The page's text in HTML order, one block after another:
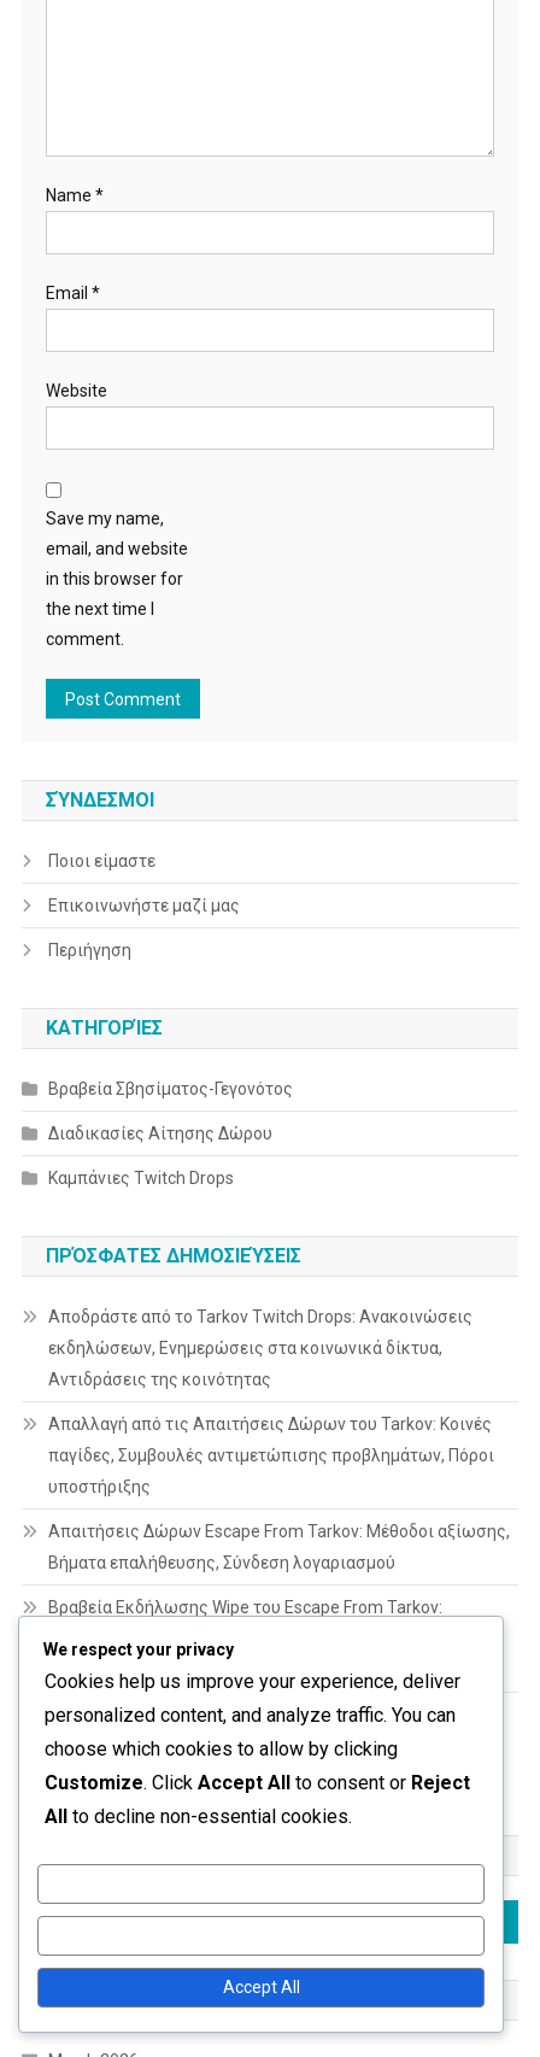
Name *
Email *
Website
Save my name,
email, and website
in this browser for
the next time I
comment.
ΣΎΝΔΕΣΜΟΙ
Ποιοι είμαστε
Επικοινωνήστε μαζί μας
Περιήγηση
ΚΑΤΗΓΟΡΊΕΣ
Βραβεία Σβησίματος-Γεγονότος
Διαδικασίες Αίτησης Δώρου
Καμπάνιες Twitch Drops
ΠΡΌΣΦΑΤΕΣ ΔΗΜΟΣΙΕΎΣΕΙΣ
Αποδράστε από το Tarkov Twitch Drops: Ανακοινώσεις
εκδηλώσεων, Ενημερώσεις στα κοινωνικά δίκτυα,
Αντιδράσεις της κοινότητας
Απαλλαγή από τις Απαιτήσεις Δώρων του Tarkov: Κοινές
παγίδες, Συμβουλές αντιμετώπισης προβλημάτων, Πόροι
υποστήριξης
Απαιτήσεις Δώρων Escape From Tarkov: Μέθοδοι αξίωσης,
Βήματα επαλήθευσης, Σύνδεση λογαριασμού
Βραβεία Εκδήλωσης Wipe του Escape From Tarkov:
Ειδοποιήσεις διεκδίκησης, Επιβεβαιώσεις email, Οδηγοί
χρήσης
Αποδράστε από το Tarkov Twitch Drops: Σημεία
ενδιαφέροντος εκδήλωσης, Κορυφαίοι streamers,
Στατιστικά θεατών
Search
We respect your privacy
Cookies help us improve your experience, deliver
personalized content, and analyze traffic. You can
choose which cookies to allow by clicking
Customize. Click Accept All to consent or Reject
All to decline non-essential cookies.
Accept All